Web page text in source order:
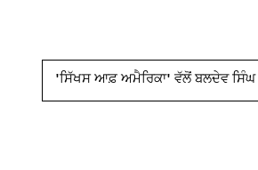
'ਸਿੱਖਸ ਆਫ਼ ਅਮੈਰਿਕਾ' ਵੱਲੋਂ ਬਲਦੇਵ ਸਿੰਘ